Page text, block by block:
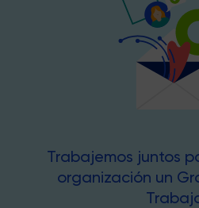
Trabajemos juntos
organización un